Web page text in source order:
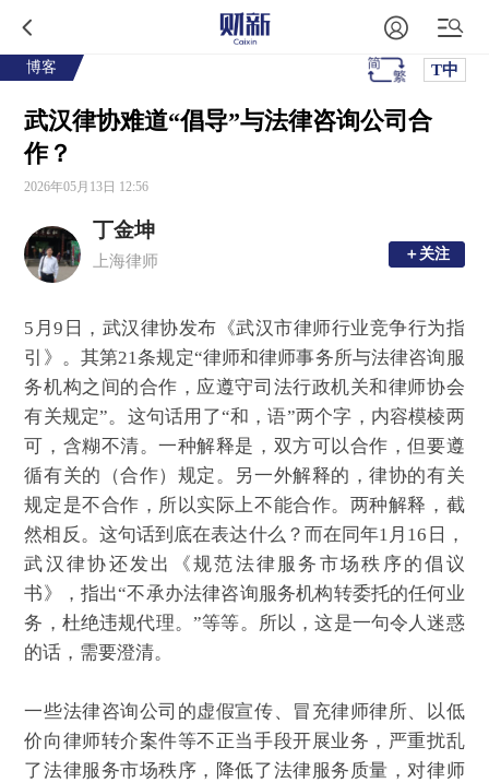
博客 T中
武汉律协难道“倡导”与法律咨询公司合
作？
2026年05月13日 12:56
丁金坤
上海律师 ＋关注
＋关注
5月9日，武汉律协发布《武汉市律师行业竞争行为指
引》。其第21条规定“律师和律师事务所与法律咨询服
务机构之间的合作，应遵守司法行政机关和律师协会
有关规定”。这句话用了“和，语”两个字，内容模棱两
可，含糊不清。一种解释是，双方可以合作，但要遵
循有关的（合作）规定。另一外解释的，律协的有关
规定是不合作，所以实际上不能合作。两种解释，截
然相反。这句话到底在表达什么？而在同年1月16日，
武汉律协还发出《规范法律服务市场秩序的倡议
书》，指出“不承办法律咨询服务机构转委托的任何业
务，杜绝违规代理。”等等。所以，这是一句令人迷惑
的话，需要澄清。
一些法律咨询公司的虚假宣传、冒充律师律所、以低
价向律师转介案件等不正当手段开展业务，严重扰乱
了法律服务市场秩序，降低了法律服务质量，对律师